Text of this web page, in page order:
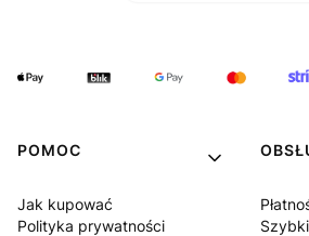
POMOC
Jak kupować
Polityka prywatności